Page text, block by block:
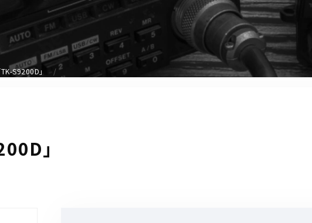
アクセサリー
イヤホンマイク
スピーカーマイク
イヤホン
S9200D」
」